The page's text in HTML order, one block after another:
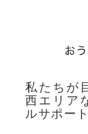
私たちが
西エリア
ルサポー